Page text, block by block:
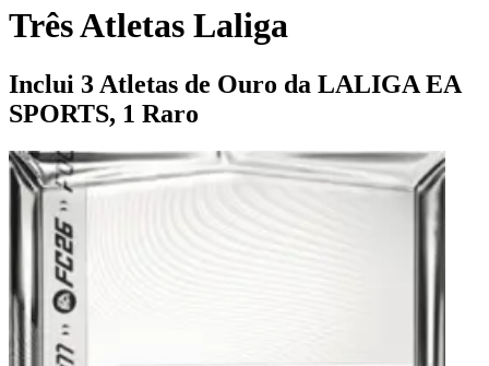
Três Atletas Laliga
Inclui 3 Atletas de Ouro da LALIGA EA
SPORTS, 1 Raro